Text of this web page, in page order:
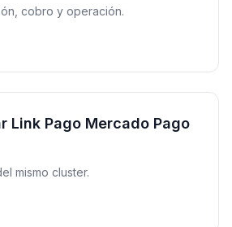
cobro y operación.
Link Pago Mercado Pago
mismo cluster.